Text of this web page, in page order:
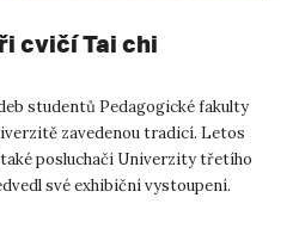
cvičí Tai chi
studentů Pedagogické fakulty
zavedenou tradicí. Letos
posluchači Univerzity třetího
své exhibiční vystoupení.